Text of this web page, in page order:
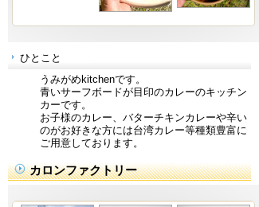
ひとこと
うみがめkitchenです。
青いサーフボードが目印のカレーのキッチン
カーです。
お子様のカレー、バターチキンカレーや辛い
のがお好きな方には台湾カレー等種類豊富に
ご用意しております。
カロンファクトリー